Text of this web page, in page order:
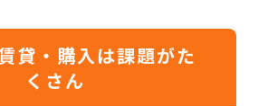
貸・購入は課題がた
くさん